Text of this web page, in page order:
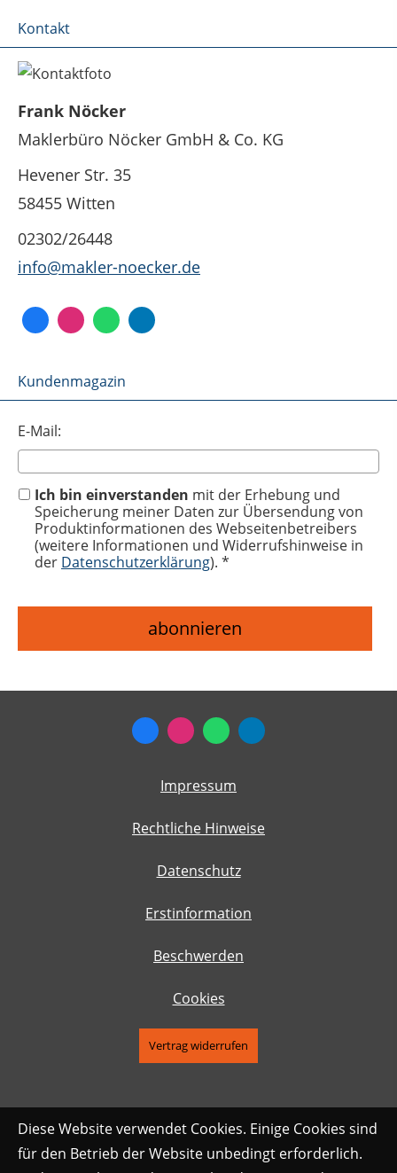
Kontakt
Frank Nöcker
Maklerbüro Nöcker GmbH & Co. KG
Hevener Str. 35
58455 Witten
02302/26448
info@makler-noecker.de
Kundenmagazin
E-Mail:
Ich bin einverstanden mit der Erhebung und
Speicherung meiner Daten zur Übersendung von
Produktinformationen des Webseitenbetreibers
(weitere Informationen und Widerrufshinweise in
der Datenschutzerklärung). *
Impressum
Rechtliche Hinweise
Datenschutz
Erstinformation
Beschwerden
Cookies
Vertrag widerrufen
Diese Website verwendet Cookies. Einige Cookies sind
für den Betrieb der Website unbedingt erforderlich.